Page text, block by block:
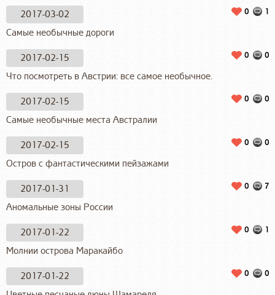
2017-03-02 1
0
Самые необычные дороги
2017-02-15 0
0
Что посмотреть в Австрии: все самое необычное.
2017-02-15 0
0
Самые необычные места Австралии
2017-02-15 0
0
Остров с фантастическими пейзажами
2017-01-31 7
0
Аномальные зоны России
2017-01-22 1
0
Молнии острова Маракайбо
2017-01-22 0
0